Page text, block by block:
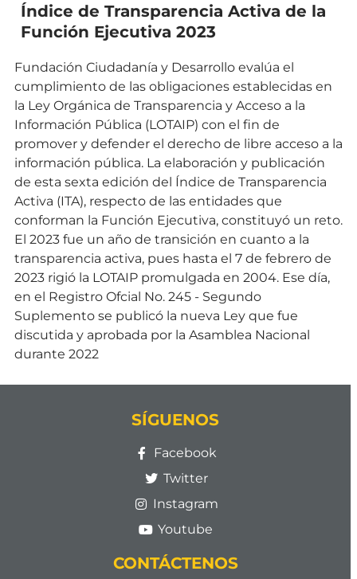
Índice de Transparencia Activa de la
Función Ejecutiva 2023
Fundación Ciudadanía y Desarrollo evalúa el
cumplimiento de las obligaciones establecidas en
la Ley Orgánica de Transparencia y Acceso a la
Información Pública (LOTAIP) con el fin de
promover y defender el derecho de libre acceso a la
información pública. La elaboración y publicación
de esta sexta edición del Índice de Transparencia
Activa (ITA), respecto de las entidades que
conforman la Función Ejecutiva, constituyó un reto.
El 2023 fue un año de transición en cuanto a la
transparencia activa, pues hasta el 7 de febrero de
2023 rigió la LOTAIP promulgada en 2004. Ese día,
en el Registro Ofcial No. 245 - Segundo
Suplemento se publicó la nueva Ley que fue
discutida y aprobada por la Asamblea Nacional
durante 2022
SÍGUENOS
Facebook
Twitter
Instagram
Youtube
CONTÁCTENOS